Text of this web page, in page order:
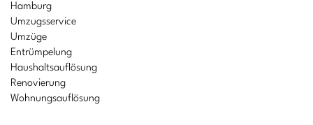
Hamburg
Umzugsservice
Umzüge
Entrümpelung
Haushaltsauflösung
Renovierung
Wohnungsauflösung